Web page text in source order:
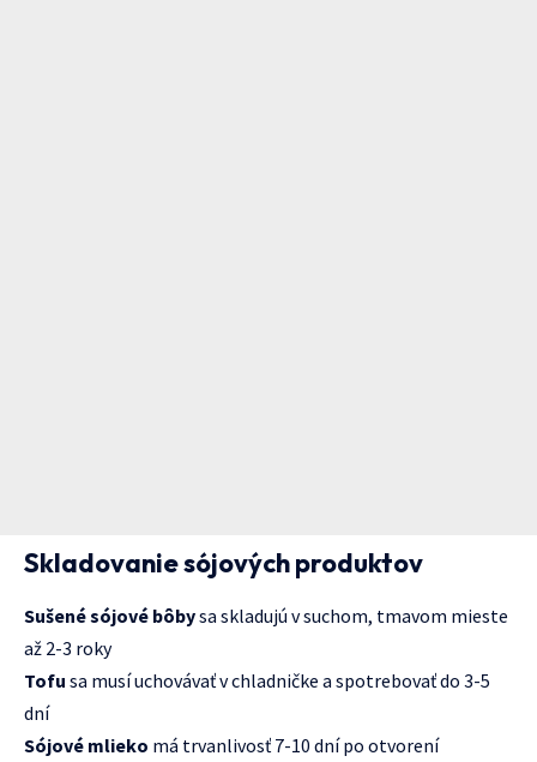
Skladovanie sójových produktov
Sušené sójové bôbysa skladujú v suchom, tmavom mieste
až 2-3 roky
Tofu sa musí uchovávať v chladničke a spotrebovať do 3-5
dní
Sójové mlieko má trvanlivosť 7-10 dní po otvorení